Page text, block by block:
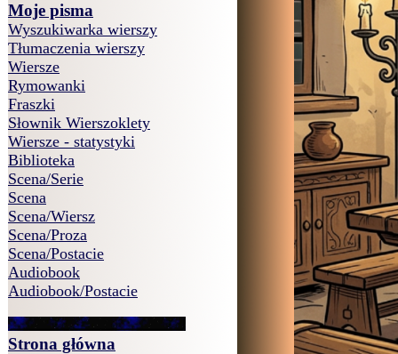
Moje pisma
Wyszukiwarka wierszy
Tłumaczenia wierszy
Wiersze
Rymowanki
Fraszki
Słownik Wierszoklety
Wiersze - statystyki
Biblioteka
Scena/Serie
Scena
Scena/Wiersz
Scena/Proza
Scena/Postacie
Audiobook
Audiobook/Postacie
Strona główna